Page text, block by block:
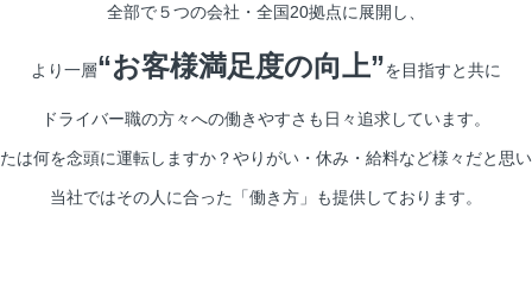
全部で５つの会社・全国20拠点に展開し、
より一層“お客様満足度の向上”を目指すと共に
ドライバー職の方々への働きやすさも日々追求しています。
は何を念頭に運転しますか？やりがい・休み・給料など様々だと思
当社ではその人に合った「働き方」も提供しております。